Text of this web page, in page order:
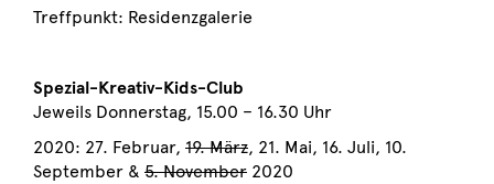
Treffpunkt: Residenzgalerie
Spezial-Kreativ-Kids-Club
Jeweils Donnerstag, 15.00 – 16.30 Uhr
2020: 27. Februar, 19. März, 21. Mai, 16. Juli, 10.
September & 5. November 2020